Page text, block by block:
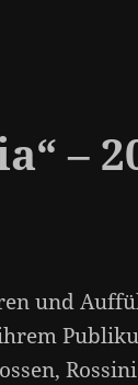
–
und